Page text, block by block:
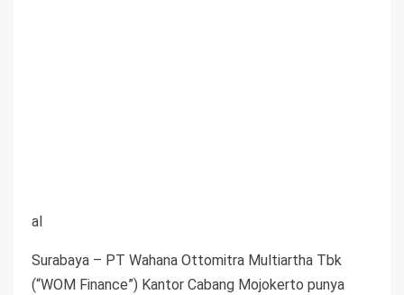
al
Surabaya – PT Wahana Ottomitra Multiartha Tbk
(“WOM Finance”) Kantor Cabang Mojokerto punya